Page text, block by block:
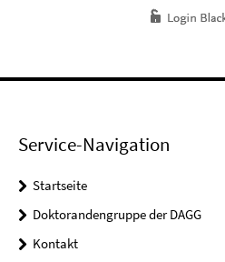
Service-Navigation
Startseite
Doktorandengruppe der DAGG
Kontakt